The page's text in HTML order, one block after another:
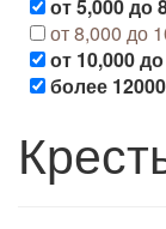
от 5,000 до
от 8,000 до
от 10,000
более